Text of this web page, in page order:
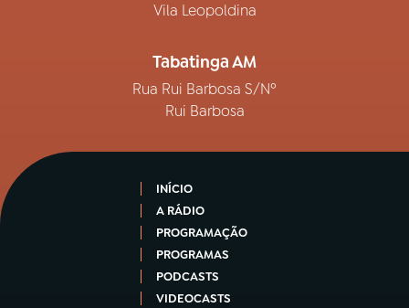
Vila Leopoldina
Tabatinga AM
Rua Rui Barbosa S/Nº
Rui Barbosa
INÍCIO
A RÁDIO
PROGRAMAÇÃO
PROGRAMAS
PODCASTS
VIDEOCASTS